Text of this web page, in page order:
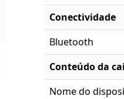
Conectividade
Bluetooth
Conteúdo da
Nome do